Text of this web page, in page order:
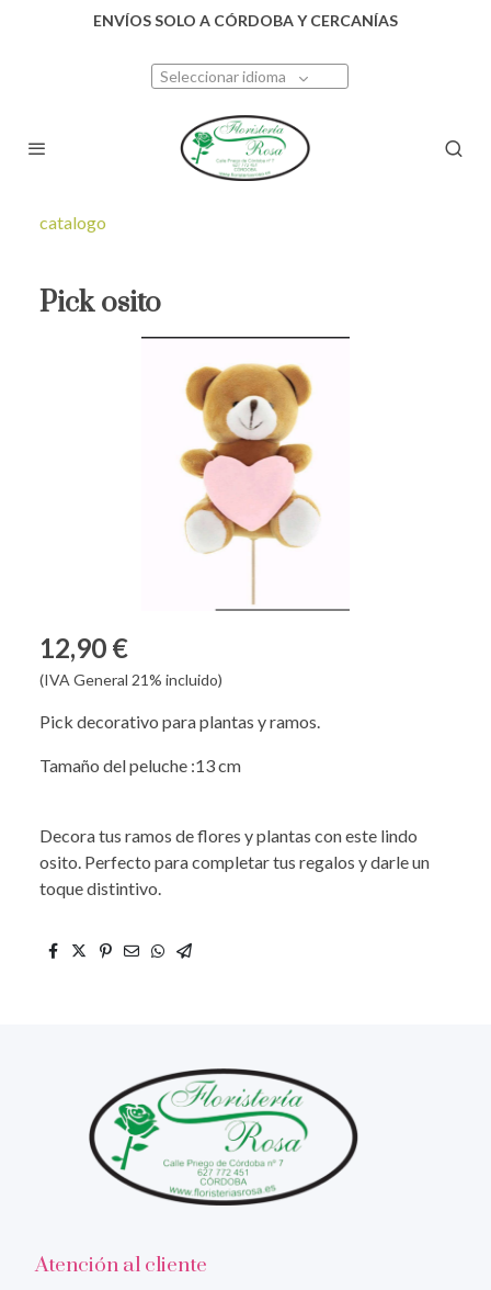
ENVÍOS SOLO A CÓRDOBA Y CERCANÍAS
Seleccionar idioma
catalogo
Pick osito
12,90 €
(IVA General 21% incluido)
Pick decorativo para plantas y ramos.
Tamaño del peluche :13 cm
Decora tus ramos de flores y plantas con este lindo
osito. Perfecto para completar tus regalos y darle un
toque distintivo.
Atención al cliente